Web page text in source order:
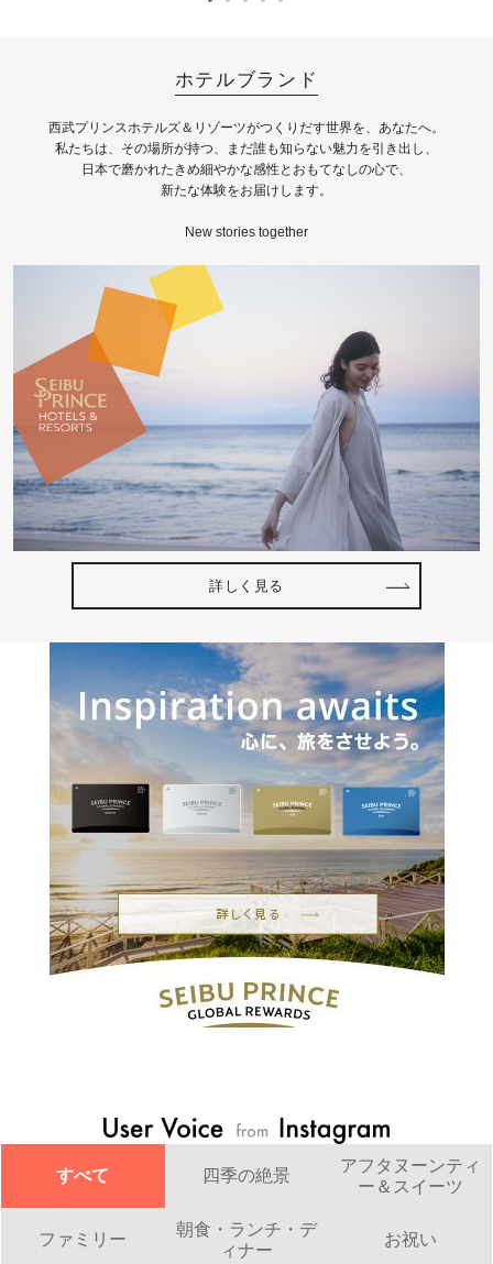
ホテルブランド
⻄武プリンスホテルズ＆リゾーツがつくりだす世界を、あなたへ。
私たちは、その場所が持つ、まだ誰も知らない魅⼒を引き出し、
⽇本で磨かれたきめ細やかな感性とおもてなしの⼼で、
新たな体験をお届けします。
New stories together
詳しく見る
すべて 四季の絶景
アフタヌーンティ
ー＆スイーツ
ファミリー
朝食・ランチ・デ
ィナー
お祝い